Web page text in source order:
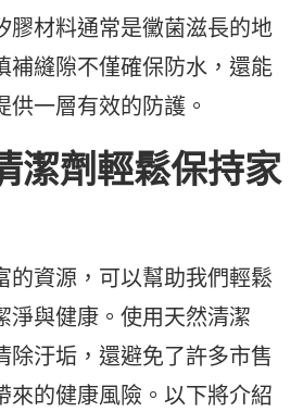
膠材料通常是黴菌滋長的地
補縫隙不僅確保防水，還能
一層有效的防護。
潔劑輕鬆保持家
的資源，可以幫助我們輕鬆
淨與健康。使用天然清潔
除汙垢，還避免了許多市售
來的健康風險。以下將介紹